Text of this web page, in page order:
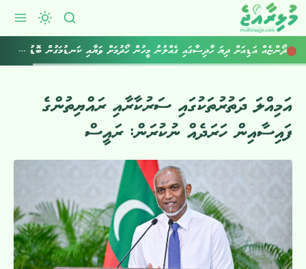
ދޯންޏެއް އަޑިއަށް ދިޔަ ހާދިސާގައި ގެއްލުނު މީހުން ހޯދުމަށް ވަޔާއި ކަނޑުމަގުން ބޮޑު ސަރަޙައްދެއް ބަލައިފި
އަމިއްލަ ދަތުރުތަކުގައި ސަރުކާރާއި ރައްޔިތުންގެ
ފައިސާއިން ހަރަދެއް ނުކުރަން: ރައީސް